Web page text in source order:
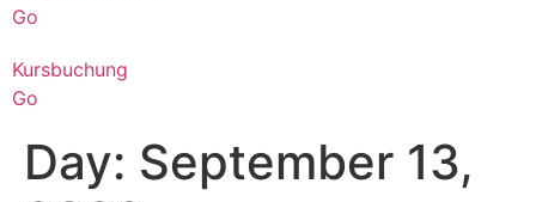
Go
Kursbuchung
Go
Day: September 13,